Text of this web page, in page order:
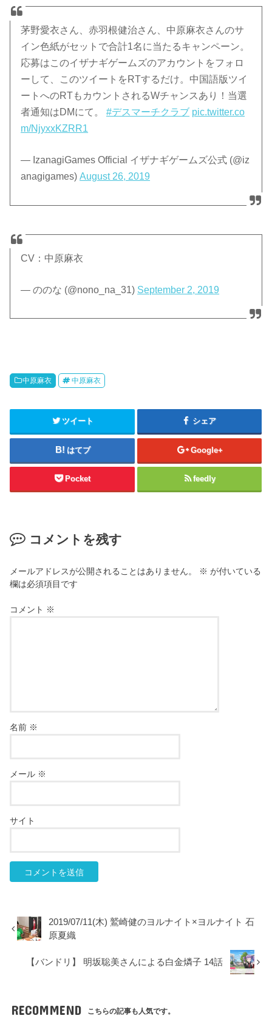
茅野愛衣さん、赤羽根健治さん、中原麻衣さんのサ
イン色紙がセットで合計1名に当たるキャンペーン。
応募はこのイザナギゲームズのアカウントをフォロ
ーして、このツイートをRTするだけ。中国語版ツイ
ートへのRTもカウントされるWチャンスあり！当選
者通知はDMにて。#デスマーチクラブ pic.twitter.co
m/NjyxxKZRR1
— IzanagiGames Official イザナギゲームズ公式 (@iz
anagigames)August 26, 2019
CV：中原麻衣
— ののな (@nono_na_31) September 2, 2019
中原麻衣 中原麻衣
ツイート シェア
はてブ Google+
Pocket feedly
コメントを残す
メールアドレスが公開されることはありません。 ※ が付いている
欄は必須項目です
コメント ※
名前 ※
メール ※
サイト
2019/07/11(木) 鷲崎健のヨルナイト×ヨルナイト 石
原夏織
【バンドリ】 明坂聡美さんによる白金燐子 14話
RECOMMEND こちらの記事も人気です。